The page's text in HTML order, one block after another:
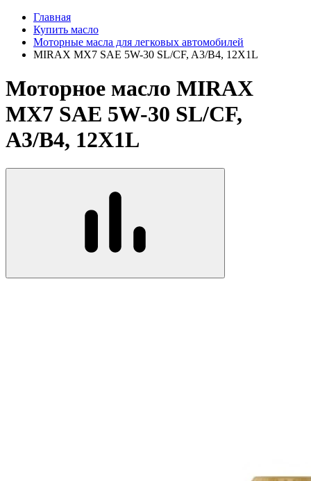
Главная
Купить масло
Моторные масла для легковых автомобилей
MIRAX MX7 SAE 5W-30 SL/CF, A3/B4, 12X1L
Моторное масло MIRAX
MX7 SAE 5W-30 SL/CF,
A3/B4, 12X1L